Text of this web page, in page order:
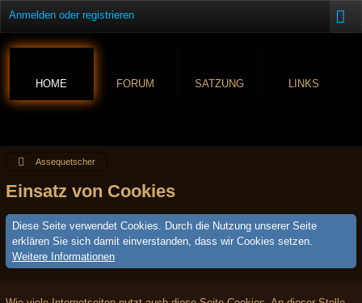
Anmelden oder registrieren
HOME FORUM SATZUNG LINKS
Assequetscher
Einsatz von Cookies
Diese Seite verwendet Cookies. Durch die Nutzung unserer Seite
erklären Sie sich damit einverstanden, dass wir Cookies setzen.
Weitere Informationen